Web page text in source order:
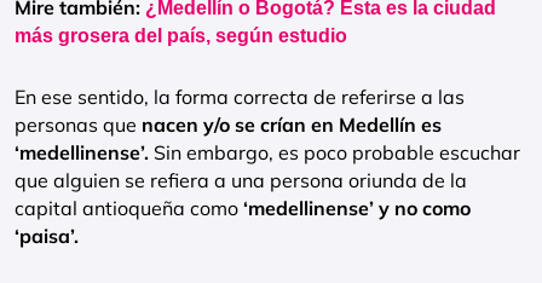
Mire también: ¿Medellín o Bogotá? Esta es la ciudad
más grosera del país, según estudio
En ese sentido, la forma correcta de referirse a las
personas que nacen y/o se crían en Medellín es
‘medellinense’. Sin embargo, es poco probable escuchar
que alguien se refiera a una persona oriunda de la
capital antioqueña como ‘medellinense’ y no como
‘paisa’.